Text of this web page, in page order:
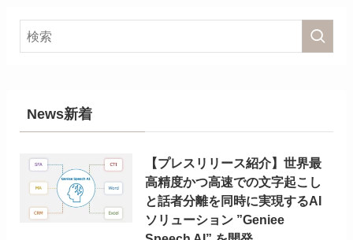
News新着
【プレスリリース紹介】世界最
高精度かつ高速での文字起こし
と話者分離を同時に実現するAI
ソリューション ”Geniee